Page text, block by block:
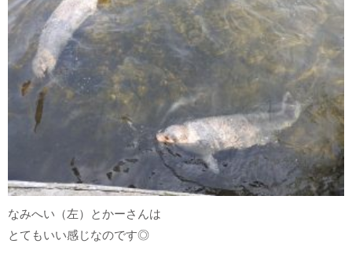
なみへい（左）とかーさんは
とてもいい感じなのです◎